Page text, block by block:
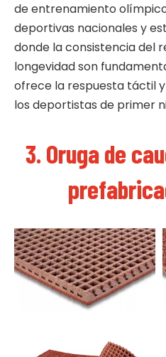
de entrenamiento
deportivas nacionales y
donde la consistencia del
longevidad son
ofrece la respuesta táctil
los deportistas de primer
3. Oruga de